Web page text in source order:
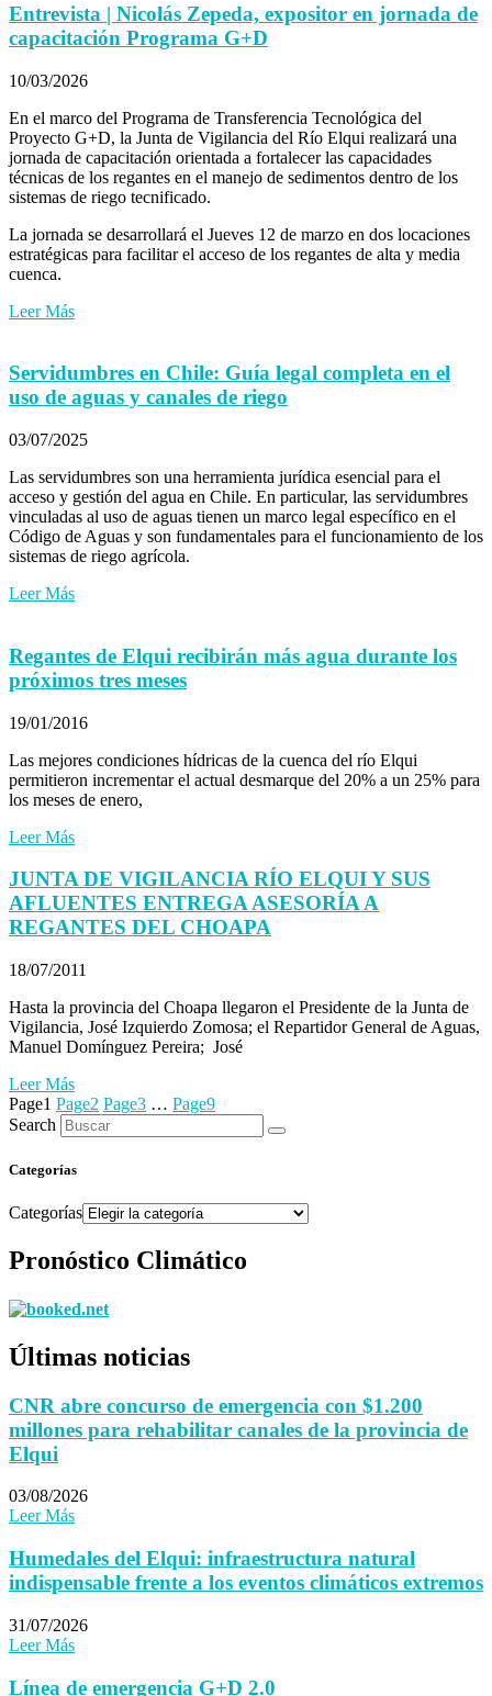
Entrevista | Nicolás Zepeda, expositor en jornada de
capacitación Programa G+D
10/03/2026
En el marco del Programa de Transferencia Tecnológica del
Proyecto G+D, la Junta de Vigilancia del Río Elqui realizará una
jornada de capacitación orientada a fortalecer las capacidades
técnicas de los regantes en el manejo de sedimentos dentro de los
sistemas de riego tecnificado.
La jornada se desarrollará el Jueves 12 de marzo en dos locaciones
estratégicas para facilitar el acceso de los regantes de alta y media
cuenca.
Leer Más
Servidumbres en Chile: Guía legal completa en el
uso de aguas y canales de riego
03/07/2025
Las servidumbres son una herramienta jurídica esencial para el
acceso y gestión del agua en Chile. En particular, las servidumbres
vinculadas al uso de aguas tienen un marco legal específico en el
Código de Aguas y son fundamentales para el funcionamiento de los
sistemas de riego agrícola.
Leer Más
Regantes de Elqui recibirán más agua durante los
próximos tres meses
19/01/2016
Las mejores condiciones hídricas de la cuenca del río Elqui
permitieron incrementar el actual desmarque del 20% a un 25% para
los meses de enero,
Leer Más
JUNTA DE VIGILANCIA RÍO ELQUI Y SUS
AFLUENTES ENTREGA ASESORÍA A
REGANTES DEL CHOAPA
18/07/2011
Hasta la provincia del Choapa llegaron el Presidente de la Junta de
Vigilancia, José Izquierdo Zomosa; el Repartidor General de Aguas,
Manuel Domínguez Pereira; José
Leer Más
Page1 Page2 Page3 … Page9
Search
Categorías
Categorías
Pronóstico Climático
Últimas noticias
CNR abre concurso de emergencia con $1.200
millones para rehabilitar canales de la provincia de
Elqui
03/08/2026
Leer Más
Humedales del Elqui: infraestructura natural
indispensable frente a los eventos climáticos extremos
31/07/2026
Leer Más
Línea de emergencia G+D 2.0